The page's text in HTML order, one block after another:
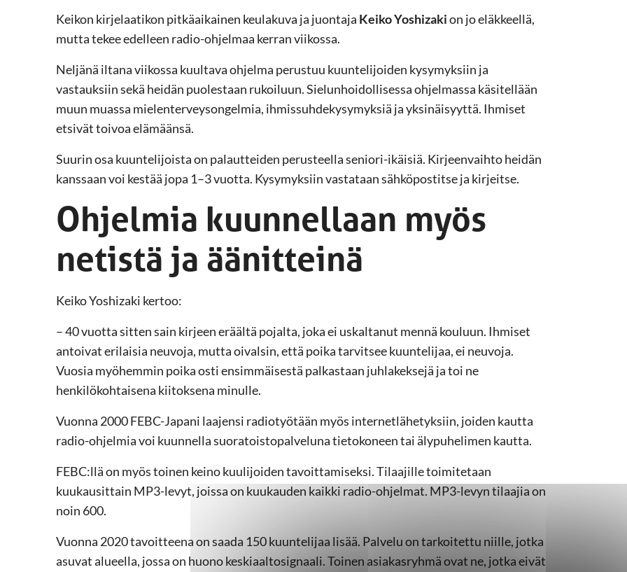
Keikon kirjelaatikon pitkäaikainen keulakuva ja juontaja Keiko Yoshizakion jo eläkkeellä,
mutta tekee edelleen radio-ohjelmaa kerran viikossa.
Neljänä iltana viikossa kuultava ohjelma perustuu kuuntelijoiden kysymyksiin ja
vastauksiin sekä heidän puolestaan rukoiluun. Sielunhoidollisessa ohjelmassa käsitellään
muun muassa mielenterveysongelmia, ihmissuhdekysymyksiä ja yksinäisyyttä. Ihmiset
etsivät toivoa elämäänsä.
Suurin osa kuuntelijoista on palautteiden perusteella seniori-ikäisiä. Kirjeenvaihto heidän
kanssaan voi kestää jopa 1–3 vuotta. Kysymyksiin vastataan sähköpostitse ja kirjeitse.
Ohjelmia kuunnellaan myös
netistä ja äänitteinä
Keiko Yoshizaki kertoo:
– 40 vuotta sitten sain kirjeen eräältä pojalta, joka ei uskaltanut mennä kouluun. Ihmiset
antoivat erilaisia neuvoja, mutta oivalsin, että poika tarvitsee kuuntelijaa, ei neuvoja.
Vuosia myöhemmin poika osti ensimmäisestä palkastaan juhlakeksejä ja toi ne
henkilökohtaisena kiitoksena minulle.
Vuonna 2000 FEBC-Japani laajensi radiotyötään myös internetlähetyksiin, joiden kautta
radio-ohjelmia voi kuunnella suoratoistopalveluna tietokoneen tai älypuhelimen kautta.
FEBC:llä on myös toinen keino kuulijoiden tavoittamiseksi. Tilaajille toimitetaan
kuukausittain MP3-levyt, joissa on kuukauden kaikki radio-ohjelmat. MP3-levyn tilaajia on
noin 600.
Vuonna 2020 tavoitteena on saada 150 kuuntelijaa lisää. Palvelu on tarkoitettu niille, jotka
asuvat alueella, jossa on huono keskiaaltosignaali. Toinen asiakasryhmä ovat ne, jotka eivät